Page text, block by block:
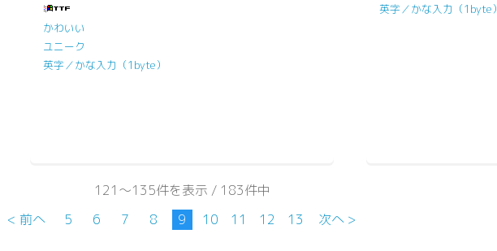
かわいい
ユニーク
英字／かな入力（1byte）
英字／かな入力（1byte）
121～135件を表示 / 183件中
< 前へ
5 6 7 8 9 10 11 12 13 次へ >